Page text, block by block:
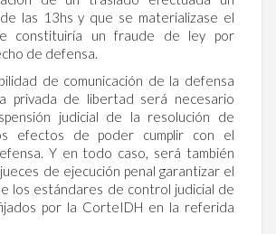
las 13hs y que se materializase el
constituiría un fraude de ley por
de defensa.
de comunicación de la defensa
privada de libertad será necesario
judicial de la resolución de
efectos de poder cumplir con el
Y en todo caso, será también
de ejecución penal garantizar el
los estándares de control judicial de
por la CorteIDH en la referida